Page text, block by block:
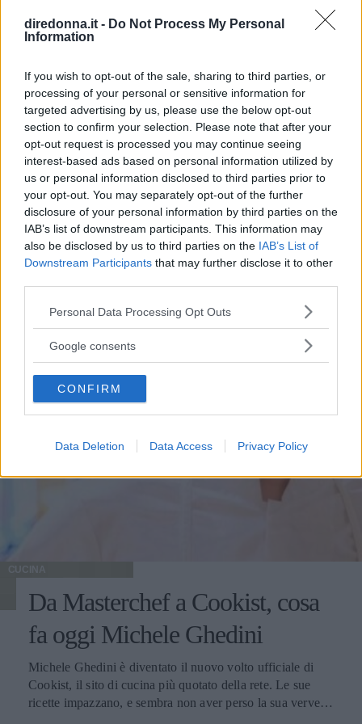
diredonna.it - Do Not Process My Personal
Information
If you wish to opt-out of the sale, sharing to third parties, or
processing of your personal or sensitive information for
targeted advertising by us, please use the below opt-out
section to confirm your selection. Please note that after your
opt-out request is processed you may continue seeing
interest-based ads based on personal information utilized by
us or personal information disclosed to third parties prior to
your opt-out. You may separately opt-out of the further
disclosure of your personal information by third parties on the
IAB’s list of downstream participants. This information may
also be disclosed by us to third parties on the IAB’s List of
Downstream Participants that may further disclose it to other
Please note that this website/app uses one or more Google
not limited to your visit or usage behaviour. You may click to
use your data for below specified purposes in below Google
consent section.
Personal Data Processing Opt Outs
Google consents
CONFIRM
Data Deletion Data Access Privacy Policy
Uova fresche: quanto durano e
come conservarle
Come conservare le uova fresche e in che modo capire se
queste sono ancora buone da mangiare o se stiamo
mettendo in pericolo la nostra salute? Proviamo a
scoprirlo.
CUCINA
Da Masterchef a Cookist, cosa
fa oggi Michele Ghedini
Michele Ghedini è diventato il nuovo volto ufficiale di
Cookist, il sito di cucina più quotato della rete. Le sue
ricette impazzano, e sembra non aver perso la sua verve